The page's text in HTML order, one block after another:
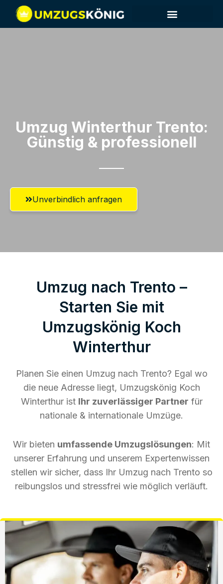
Umzug Winterthur​ Trento:
Günstig & professionell​
Unverbindlich anfragen
Umzug nach Trento –
Starten Sie mit
Umzugskönig Koch
Winterthur
Planen Sie einen Umzug nach Trento? Egal wo
die neue Adresse liegt, Umzugskönig Koch
Winterthur ist Ihr zuverlässiger Partner für
nationale & internationale Umzüge.
Wir bieten umfassende Umzugslösungen: Mit
unserer Erfahrung und unserem Expertenwissen
stellen wir sicher, dass Ihr Umzug nach Trento so
reibungslos und stressfrei wie möglich verläuft.